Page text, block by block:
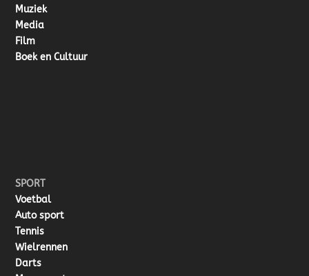
Muziek
Media
Film
Boek en Cultuur
SPORT
Voetbal
Auto sport
Tennis
Wielrennen
Darts